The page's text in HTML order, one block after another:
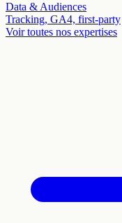
Data & Audiences
Tracking, GA4, first-party
Voir toutes nos expertises